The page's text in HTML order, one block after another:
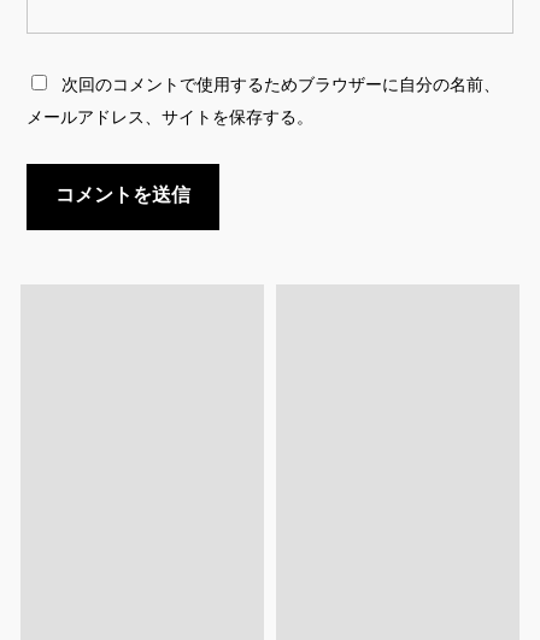
次回のコメントで使用するためブラウザーに自分の名前、
メールアドレス、サイトを保存する。